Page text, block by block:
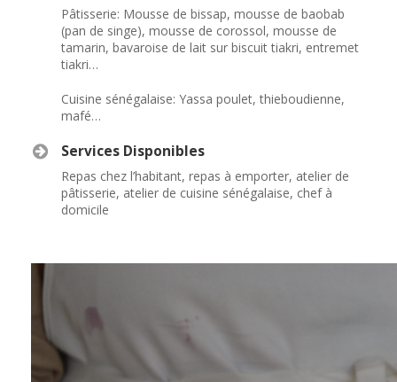
Pâtisserie: Mousse de bissap, mousse de baobab
(pan de singe), mousse de corossol, mousse de
tamarin, bavaroise de lait sur biscuit tiakri, entremet
tiakri…
Cuisine sénégalaise: Yassa poulet, thieboudienne,
mafé…
Services Disponibles
Repas chez l’habitant, repas à emporter, atelier de
pâtisserie, atelier de cuisine sénégalaise, chef à
domicile